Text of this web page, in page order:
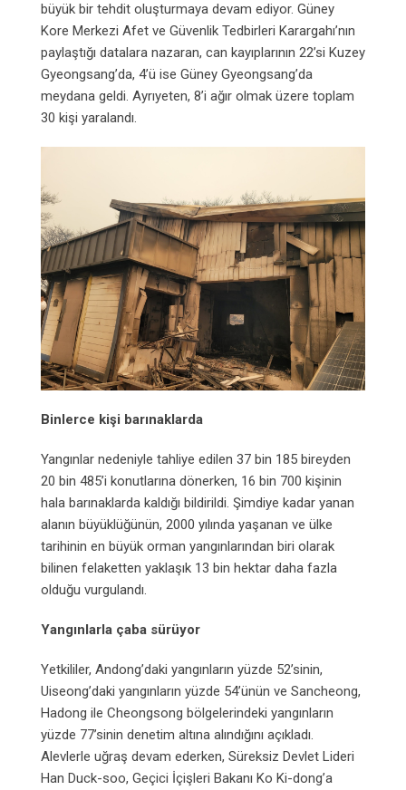
büyük bir tehdit oluşturmaya devam ediyor. Güney
Kore Merkezi Afet ve Güvenlik Tedbirleri Karargahı’nın
paylaştığı datalara nazaran, can kayıplarının 22’si Kuzey
Gyeongsang’da, 4’ü ise Güney Gyeongsang’da
meydana geldi. Ayrıyeten, 8’i ağır olmak üzere toplam
30 kişi yaralandı.
Binlerce kişi barınaklarda
Yangınlar nedeniyle tahliye edilen 37 bin 185 bireyden
20 bin 485’i konutlarına dönerken, 16 bin 700 kişinin
hala barınaklarda kaldığı bildirildi. Şimdiye kadar yanan
alanın büyüklüğünün, 2000 yılında yaşanan ve ülke
tarihinin en büyük orman yangınlarından biri olarak
bilinen felaketten yaklaşık 13 bin hektar daha fazla
olduğu vurgulandı.
Yangınlarla çaba sürüyor
Yetkililer, Andong’daki yangınların yüzde 52’sinin,
Uiseong’daki yangınların yüzde 54’ünün ve Sancheong,
Hadong ile Cheongsong bölgelerindeki yangınların
yüzde 77’sinin denetim altına alındığını açıkladı.
Alevlerle uğraş devam ederken, Süreksiz Devlet Lideri
Han Duck-soo, Geçici İçişleri Bakanı Ko Ki-dong’a